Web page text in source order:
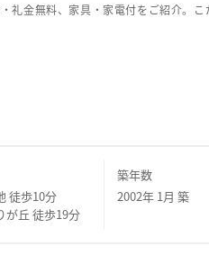
徒歩10分
が丘 徒歩19分
築年数
2002年 1月 築
金無料、家具・家電付をご紹介。こ